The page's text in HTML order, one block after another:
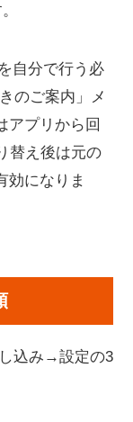
自分で行う必
のご案内」メ
アプリから回
替え後は元の
効になりま
込み→設定の3